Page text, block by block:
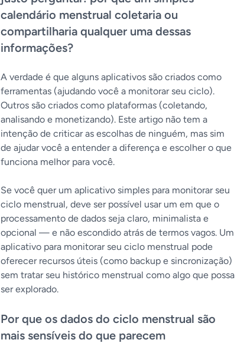
calendário menstrual coletaria ou
compartilharia qualquer uma dessas
informações?
A verdade é que alguns aplicativos são criados como
ferramentas (ajudando você a monitorar seu ciclo).
Outros são criados como plataformas (coletando,
analisando e monetizando). Este artigo não tem a
intenção de criticar as escolhas de ninguém, mas sim
de ajudar você a entender a diferença e escolher o que
funciona melhor para você.
Se você quer um aplicativo simples para monitorar seu
ciclo menstrual, deve ser possível usar um em que o
processamento de dados seja claro, minimalista e
opcional — e não escondido atrás de termos vagos. Um
aplicativo para monitorar seu ciclo menstrual pode
oferecer recursos úteis (como backup e sincronização)
sem tratar seu histórico menstrual como algo que possa
ser explorado.
Por que os dados do ciclo menstrual são
mais sensíveis do que parecem